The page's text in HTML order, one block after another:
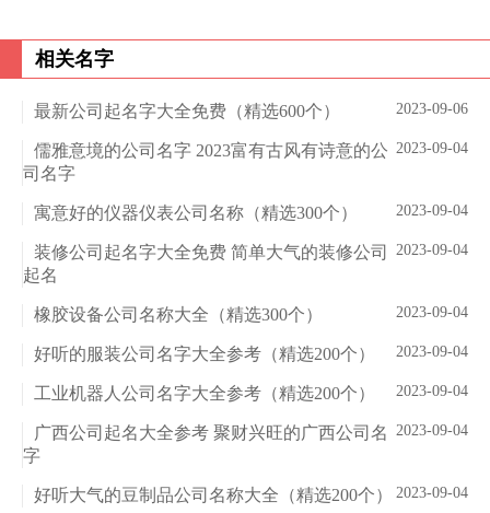
相关名字
2023-09-06
最新公司起名字大全免费（精选600个）
2023-09-04
儒雅意境的公司名字 2023富有古风有诗意的公
司名字
2023-09-04
寓意好的仪器仪表公司名称（精选300个）
2023-09-04
装修公司起名字大全免费 简单大气的装修公司
起名
2023-09-04
橡胶设备公司名称大全（精选300个）
2023-09-04
好听的服装公司名字大全参考（精选200个）
2023-09-04
工业机器人公司名字大全参考（精选200个）
2023-09-04
广西公司起名大全参考 聚财兴旺的广西公司名
字
2023-09-04
好听大气的豆制品公司名称大全（精选200个）